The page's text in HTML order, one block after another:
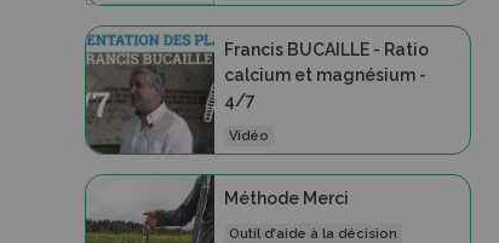
Francis BUCAILLE - Ratio
calcium et magnésium -
4/7
Vidéo
Méthode Merci
Outil d'aide à la décision